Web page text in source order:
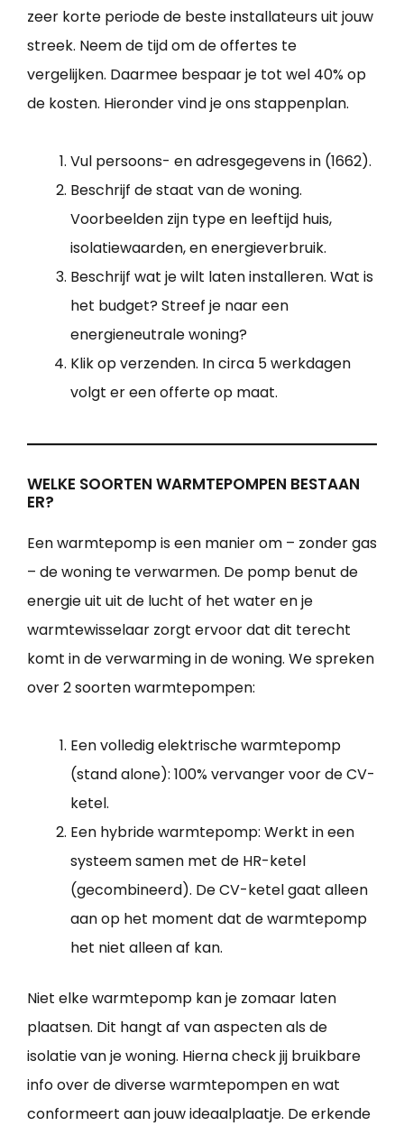
zeer korte periode de beste installateurs uit jouw
streek. Neem de tijd om de offertes te
vergelijken. Daarmee bespaar je tot wel 40% op
de kosten. Hieronder vind je ons stappenplan.
Vul persoons- en adresgegevens in (1662).
Beschrijf de staat van de woning.
Voorbeelden zijn type en leeftijd huis,
isolatiewaarden, en energieverbruik.
Beschrijf wat je wilt laten installeren. Wat is
het budget? Streef je naar een
energieneutrale woning?
Klik op verzenden. In circa 5 werkdagen
volgt er een offerte op maat.
WELKE SOORTEN WARMTEPOMPEN BESTAAN
ER?
Een warmtepomp is een manier om – zonder gas
– de woning te verwarmen. De pomp benut de
energie uit uit de lucht of het water en je
warmtewisselaar zorgt ervoor dat dit terecht
komt in de verwarming in de woning. We spreken
over 2 soorten warmtepompen:
Een volledig elektrische warmtepomp
(stand alone): 100% vervanger voor de CV-
ketel.
Een hybride warmtepomp: Werkt in een
systeem samen met de HR-ketel
(gecombineerd). De CV-ketel gaat alleen
aan op het moment dat de warmtepomp
het niet alleen af kan.
Niet elke warmtepomp kan je zomaar laten
plaatsen. Dit hangt af van aspecten als de
isolatie van je woning. Hierna check jij bruikbare
info over de diverse warmtepompen en wat
conformeert aan jouw ideaalplaatje. De erkende